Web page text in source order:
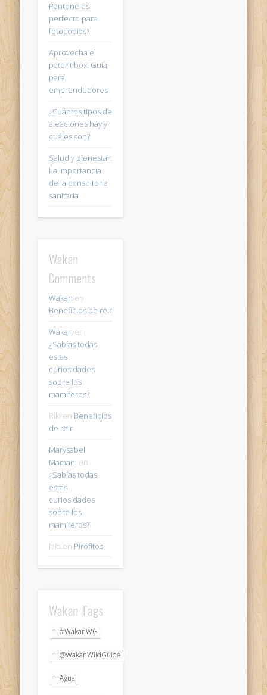
Pantone es
perfecto para
fotocopias?
Aprovecha el
patent box: Guía
para
emprendedores
¿Cuántos tipos de
aleaciones hay y
cuáles son?
Salud y bienestar:
La importancia
de la consultoría
sanitaria
Wakan
Comments
Wakan en
Beneficios de reir
Wakan en
¿Sabías todas
estas
curiosidades
sobre los
mamíferos?
Riki en Beneficios
de reir
Marysabel
Mamani en
¿Sabías todas
estas
curiosidades
sobre los
mamíferos?
lala en Pirófitos
Wakan Tags
#WakanWG
@WakanWildGuide
Agua